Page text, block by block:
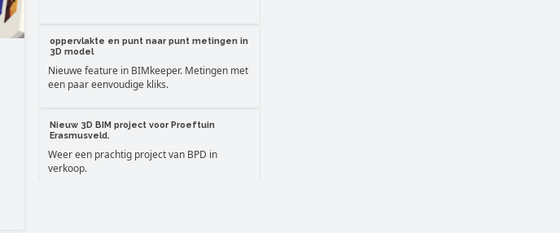
oppervlakte en punt naar punt metingen in
3D model
Nieuwe feature in BIMkeeper. Metingen met
een paar eenvoudige kliks.
Nieuw 3D BIM project voor Proeftuin
Erasmusveld.
Weer een prachtig project van BPD in
verkoop.